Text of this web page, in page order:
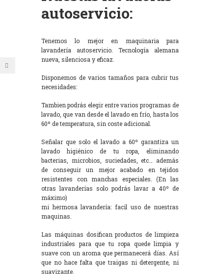
autoservicio:
Tenemos lo mejor en maquinaria para
lavandería autoservicio. Tecnología alemana
nueva, silenciosa y eficaz.
Disponemos de varios tamaños para cubrir tus
necesidades:
Tambien podrás elegir entre varios programas de
lavado, que van desde el lavado en frío, hasta los
60º de temperatura, sin coste adicional.
Señalar que solo el lavado a 60º garantiza un
lavado higiénico de tu ropa, eliminando
bacterias, microbios, suciedades, etc… además
de conseguir un mejor acabado en tejidos
resistentes con manchas especiales. (En las
otras lavanderías solo podrás lavar a 40º de
máximo)
mi hermosa lavandería: facil uso de nuestras
maquinas.
Las máquinas dosifican productos de limpieza
industriales para que tu ropa quede limpia y
suave con un aroma que permanecerá días. Así
que no hace falta que traigas ni detergente, ni
suavizante.